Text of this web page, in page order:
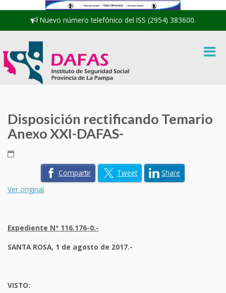
Nuevo número telefónico del ISS (2954) 383600.
Disposición rectificando Temario
Anexo XXI-DAFAS-
Compartir Tweet
Share
Ver original
Expediente Nº 116.176-0.-
SANTA ROSA, 1 de agosto de 2017.-
VISTO: